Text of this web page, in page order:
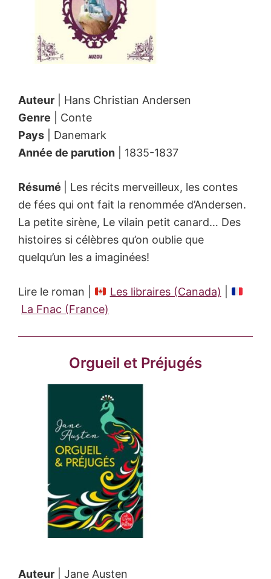
Auteur | Hans Christian Andersen
Genre | Conte
Pays | Danemark
Année de parution | 1835-1837
Résumé
| Les récits merveilleux, les contes
de fées qui ont fait la renommée d’Andersen.
La petite sirène, Le vilain petit canard… Des
histoires si célèbres qu’on oublie que
quelqu’un les a imaginées!
Lire le roman | Les libraires (Canada)
La Fnac (France)
Orgueil et Préjugés
Auteur | Jane Austen